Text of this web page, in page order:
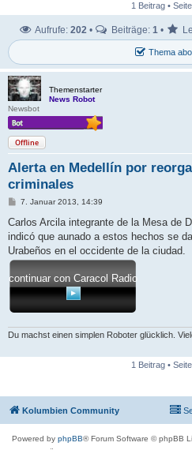
1 Beitrag • Seite
Thema
Aufrufe: 202 • Beiträge: 1 •
Themenstarter
News Robot
Newsbot
Offline
Alerta en Medellín por
criminales
B
i
r
a
7. Januar 2013, 14:39
Carlos Arcila integrante de la Mesa de
indicó que aunado a estos hechos se
Urabeños en el occidente de la ciudad.
continuar con Caracol Radio
Du machst einen simplen Roboter glücklich.
1 Beitrag • Seite
Kolumbien Community
Powered by phpBB® Forum Software © phpBB